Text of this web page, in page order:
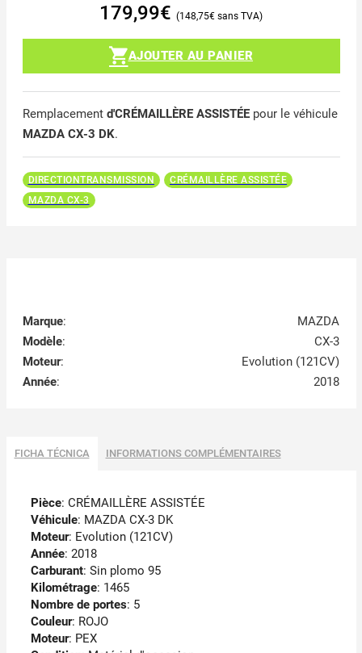
179,99€ 148,75€
AJOUTER AU PANIER
Remplacement d'CRÉMAILLÈRE ASSISTÉEpour le véhicule
MAZDA CX-3 DK.
DIRECTIONTRANSMISSION
CRÉMAILLÈRE ASSISTÉE
MAZDA CX-3
Marque:
MAZDA
Modèle:
CX-3
Moteur:
Evolution (121CV)
Année: 2018
FICHA TÉCNICA INFORMATIONS COMPLÉMENTAIRES
Pièce: CRÉMAILLÈRE ASSISTÉE
Véhicule: MAZDA CX-3 DK
Moteur: Evolution (121CV)
Année: 2018
Carburant: Sin plomo 95
Kilométrage: 1465
Nombre de portes: 5
Couleur: ROJO
Moteur: PEX